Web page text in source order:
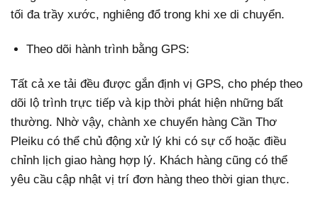
tối đa trầy xước, nghiêng đổ trong khi xe di chuyển.
Theo dõi hành trình bằng GPS:
Tất cả xe tải đều được gắn định vị GPS, cho phép theo
dõi lộ trình trực tiếp và kịp thời phát hiện những bất
thường. Nhờ vậy, chành xe chuyển hàng Cần Thơ
Pleiku có thể chủ động xử lý khi có sự cố hoặc điều
chỉnh lịch giao hàng hợp lý. Khách hàng cũng có thể
yêu cầu cập nhật vị trí đơn hàng theo thời gian thực.